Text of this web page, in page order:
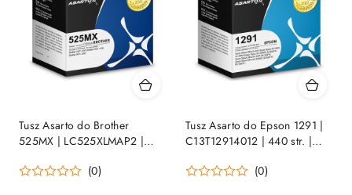
Tusz Asarto do Brother
525MX | LC525XLMAP2 |
(0)
Tusz Asarto do Epson 1291 |
C13T12914012 | 440 str. |
(0)